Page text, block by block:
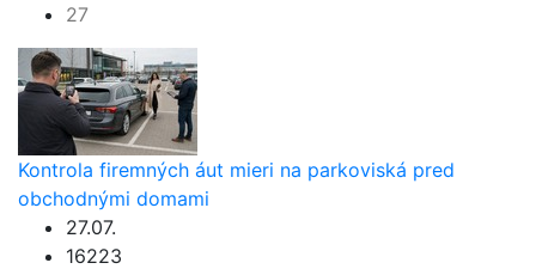
27
Kontrola firemných áut mieri na parkoviská pred
obchodnými domami
27.07.
16223